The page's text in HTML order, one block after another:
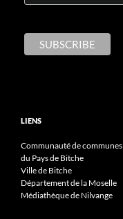
LIENS
Communauté de communes
du Pays de Bitche
Ville de Bitche
Département de la Moselle
Médiathèque de Nilvange